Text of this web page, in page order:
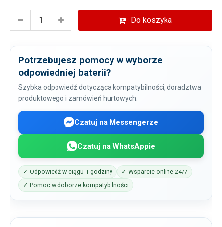
Do koszyka
Potrzebujesz pomocy w wyborze
odpowiedniej baterii?
Szybka odpowiedź dotycząca kompatybilności, doradztwa
produktowego i zamówień hurtowych.
Czatuj na Messengerze
Czatuj na WhatsAppie
✓ Odpowiedź w ciągu 1 godziny
✓ Wsparcie online 24/7
✓ Pomoc w doborze kompatybilności